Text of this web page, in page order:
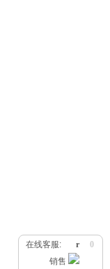
在线客服: 0
r
销售